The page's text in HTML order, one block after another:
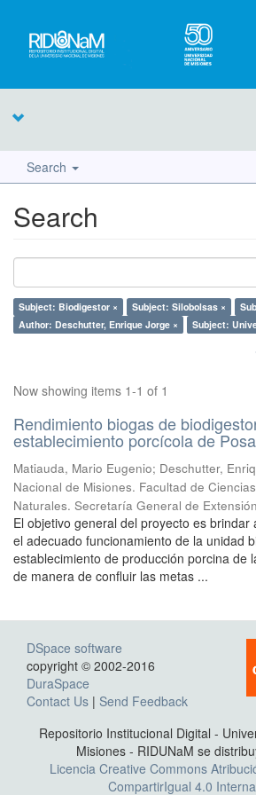
Search
Search
Subject: Biodigestor × Subject: Silobolsas ×
Author: Deschutter, Enrique Jorge ×
Subject:
Now showing items 1-1 of 1
Rendimiento biogas de
establecimiento porcícola de
Matiauda, Mario Eugenio; Deschutter,
Nacional de Misiones. Facultad de
Naturales. Secretaría General de Extensión
El objetivo general del proyecto es brindar
el adecuado funcionamiento de la unidad
establecimiento de producción porcina de
de manera de confluir las metas ...
DSpace software
copyright © 2002-2016
DuraSpace
Contact Us | Send Feedback
Repositorio Institucional Digital -
Misiones - RIDUNaM se
Licencia Creative Commons
CompartirIgual 4.0